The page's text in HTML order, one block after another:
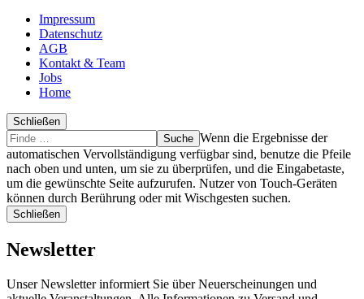
Impressum
Datenschutz
AGB
Kontakt & Team
Jobs
Home
Schließen
Suche
Finde
…
Wenn die Ergebnisse der
automatischen Vervollständigung verfügbar sind, benutze die Pfeile
nach oben und unten, um sie zu überprüfen, und die Eingabetaste,
um die gewünschte Seite aufzurufen. Nutzer von Touch-Geräten
können durch Berührung oder mit Wischgesten suchen.
Schließen
Newsletter
Unser Newsletter informiert Sie über Neuerscheinungen und